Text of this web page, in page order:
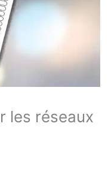
les réseaux